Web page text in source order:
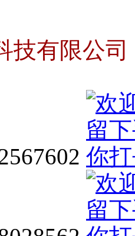
技有限公司